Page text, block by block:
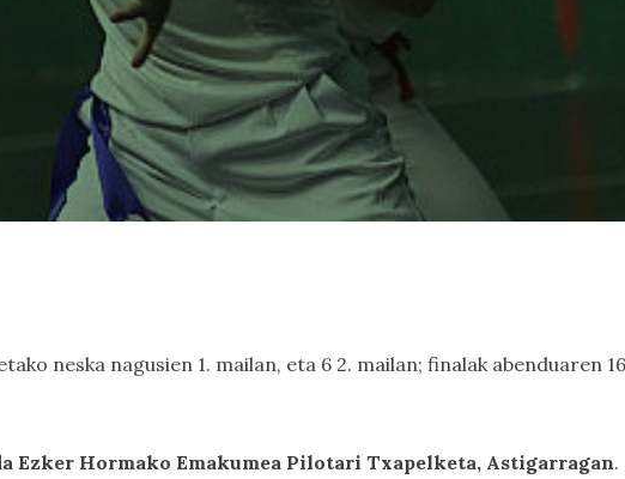
neska nagusien 1. mailan, eta 6 2. mailan; finalak abenduaren
Ezker Hormako Emakumea Pilotari Txapelketa, Astigarragan.